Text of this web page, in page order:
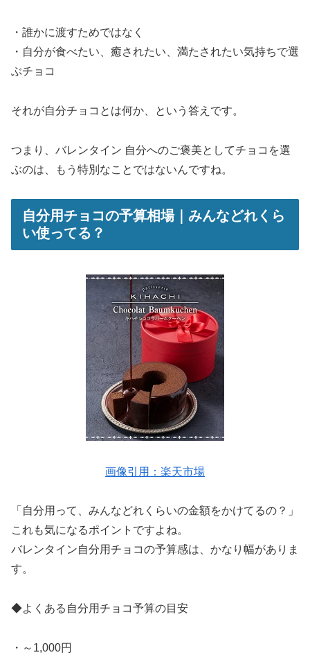
・誰かに渡すためではなく
・自分が食べたい、癒されたい、満たされたい気持ちで選
ぶチョコ
それが自分チョコとは何か、という答えです。
つまり、バレンタイン 自分へのご褒美としてチョコを選
ぶのは、もう特別なことではないんですね。
自分用チョコの予算相場｜みんなどれくら
い使ってる？
画像引用：楽天市場
「自分用って、みんなどれくらいの金額をかけてるの？」
これも気になるポイントですよね。
バレンタイン自分用チョコの予算感は、かなり幅がありま
す。
◆よくある自分用チョコ予算の目安
・～1,000円